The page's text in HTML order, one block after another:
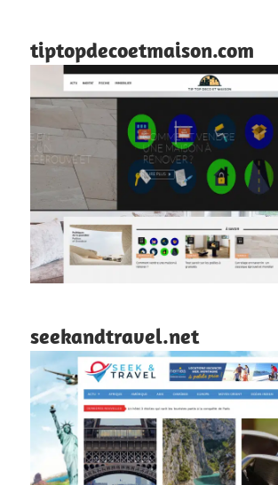
tiptopdecoetmaison.com
seekandtravel.net